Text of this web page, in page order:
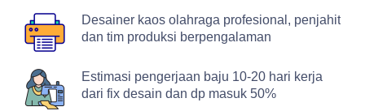
Desainer kaos olahraga profesional, penjahit
dan tim produksi berpengalaman
Estimasi pengerjaan baju 10-20 hari kerja
dari fix desain dan dp masuk 50%